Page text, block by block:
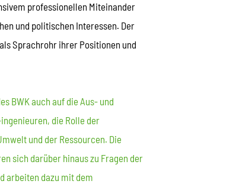
professionellen Miteinander
und politischen Interessen. Der
Sprachrohr ihrer Positionen und
BWK auch auf die Aus- und
die Rolle der
und der Ressourcen. Die
sich darüber hinaus zu Fragen der
arbeiten dazu mit dem